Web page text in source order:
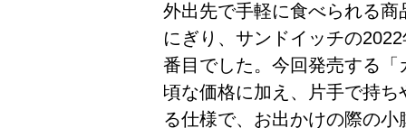
外出先で手軽に食べられる
にぎり、サンドイッチの
番目でした。今回発売する
頃な価格に加え、片手で持
る仕様で、お出かけの際の